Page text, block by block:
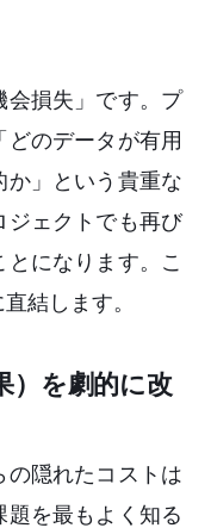
会損失」です。プ
のデータが有用
か」という貴重な
ジェクトでも再び
になります。こ
結します。
）を劇的に改
の隠れたコストは
を最もよく知る